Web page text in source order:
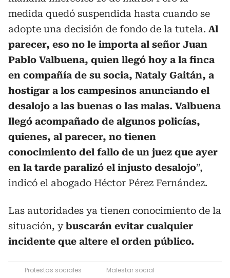
medida quedó suspendida hasta cuando se
adopte una decisión de fondo de la tutela. Al
parecer, eso no le importa al señor Juan
Pablo Valbuena, quien llegó hoy a la finca
en compañía de su socia, Nataly Gaitán, a
hostigar a los campesinos anunciando el
desalojo a las buenas o las malas. Valbuena
llegó acompañado de algunos policías,
quienes, al parecer, no tienen
conocimiento del fallo de un juez que ayer
en la tarde paralizó el injusto desalojo”,
indicó el abogado Héctor Pérez Fernández.
Las autoridades ya tienen conocimiento de la
situación, ybuscarán evitar cualquier
incidente que altere el orden público.
Protestas sociales Malestar social